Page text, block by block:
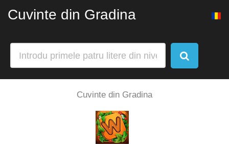
Cuvinte din Gradina
Cuvinte din Gradina